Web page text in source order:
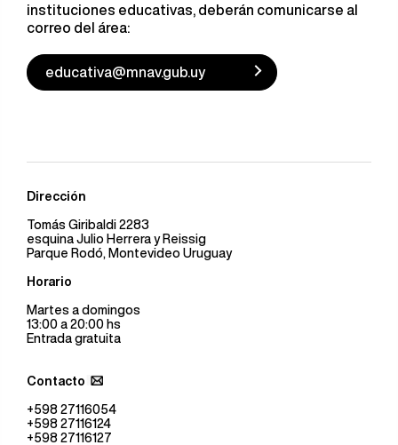
instituciones educativas, deberán comunicarse al
correo del área:
educativa@mnav.gub.uy
Dirección
Tomás Giribaldi 2283
esquina Julio Herrera y Reissig
Parque Rodó, Montevideo Uruguay
Horario
Martes a domingos
13:00 a 20:00 hs
Entrada gratuita
Contacto
+598 27116054
+598 27116124
+598 27116127